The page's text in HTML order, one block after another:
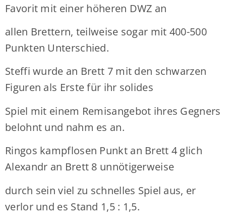
Favorit mit einer höheren DWZ an
allen Brettern, teilweise sogar mit 400-500
Punkten Unterschied.
Steffi wurde an Brett 7 mit den schwarzen
Figuren als Erste für ihr solides
Spiel mit einem Remisangebot ihres Gegners
belohnt und nahm es an.
Ringos kampflosen Punkt an Brett 4 glich
Alexandr an Brett 8 unnötigerweise
durch sein viel zu schnelles Spiel aus, er
verlor und es Stand 1,5 : 1,5.